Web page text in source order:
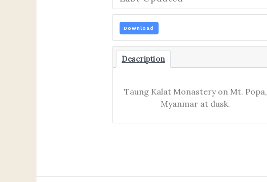
Download
Description
Taung Kalat Monastery on Mt. Popa,
Myanmar at dusk.